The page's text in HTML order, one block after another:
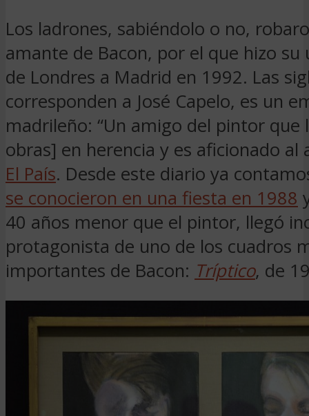
Los ladrones, sabiéndolo o no,
amante de Bacon, por el que hizo
de Londres a Madrid en 1992. Las
corresponden a José Capelo, es un
madrileño: “Un amigo del pintor que
obras] en herencia y es aficionado al
El País. Desde este diario ya
se conocieron en una fiesta en 1988
40 años menor que el pintor, llegó
protagonista de uno de los cuadros
importantes de Bacon: Tríptico, de